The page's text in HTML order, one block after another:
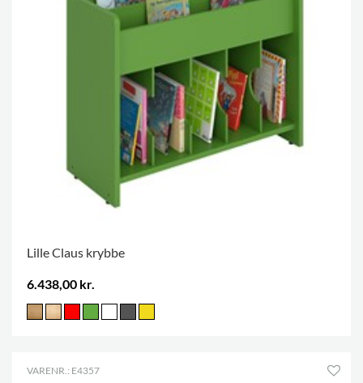
Lille Claus krybbe
6.438,00 kr.
VARENR.: E4357